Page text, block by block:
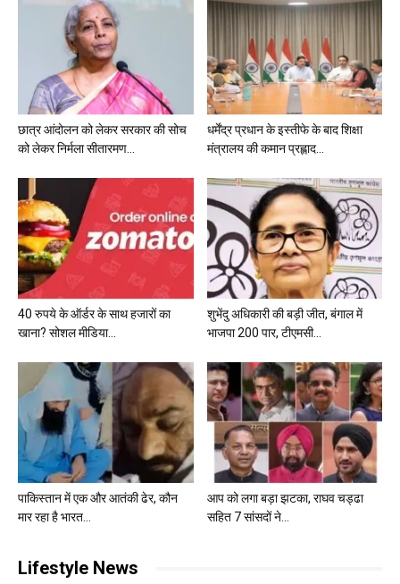
छात्र आंदोलन को लेकर सरकार की सोच
को लेकर निर्मला सीतारमण...
धर्मेंद्र प्रधान के इस्तीफे के बाद शिक्षा
मंत्रालय की कमान प्रह्लाद...
40 रुपये के ऑर्डर के साथ हजारों का
खाना? सोशल मीडिया...
शुभेंदु अधिकारी की बड़ी जीत, बंगाल में
भाजपा 200 पार, टीएमसी...
पाकिस्तान में एक और आतंकी ढेर, कौन
मार रहा है भारत...
आप को लगा बड़ा झटका, राघव चड्ढा
सहित 7 सांसदों ने...
Lifestyle News